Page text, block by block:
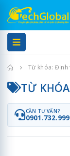
Trang chủTừ khóa: Định
TỪ
CẦN TƯ VẤN?
0901.732.999